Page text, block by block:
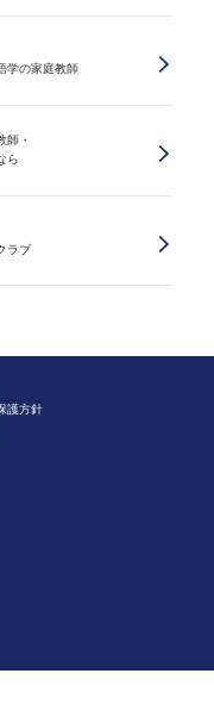
学の家庭教師
師・
ら
ラブ
護方針